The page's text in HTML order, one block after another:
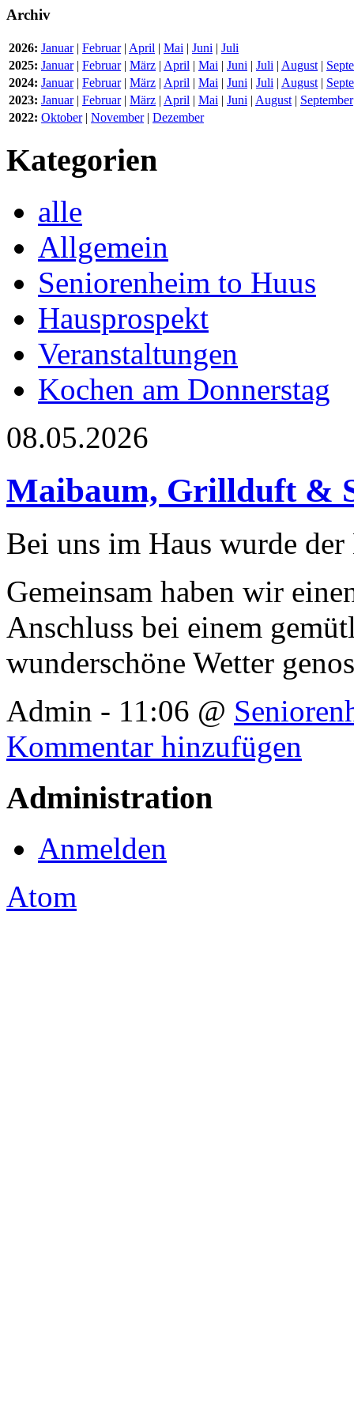
Archiv
2026: Januar| Februar| April | Mai | Juni | Juli
2025: Januar| Februar| März | April | Mai | Juni | Juli | August |
2024: Januar| Februar| März | April | Mai | Juni | Juli | August |
2023: Januar| Februar| März | April | Mai | Juni | August | September
2022: Oktober| November| Dezember
Kategorien
alle
Allgemein
Seniorenheim to Huus
Hausprospekt
Veranstaltungen
Kochen am Donnerstag
08.05.2026
Maibaum, Grillduft &
Bei uns im Haus wurde
Gemeinsam haben wir
Anschluss bei einem
wunderschöne Wetter
Admin - 11:06 @
Kommentar hinzufügen
Administration
Anmelden
Atom